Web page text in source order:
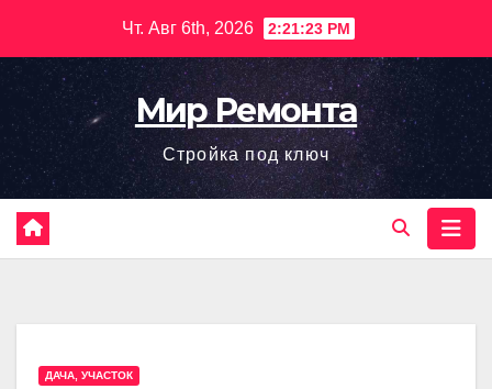
содержимому
Чт. Авг 6th, 2026 2:21:24 PM
Мир Ремонта
Стройка под ключ
ДАЧА, УЧАСТОК